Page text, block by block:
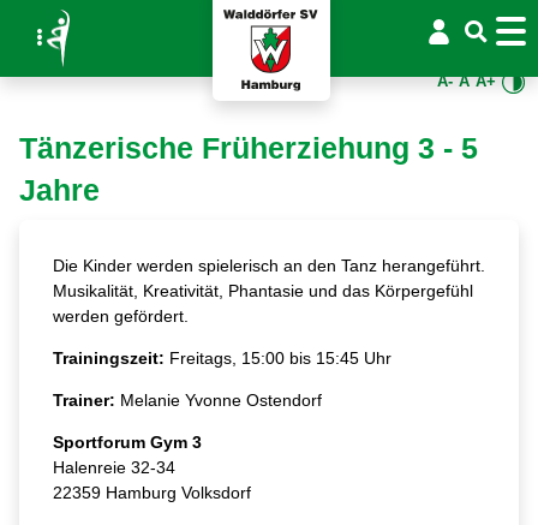
A- A A+
Tänzerische Früherziehung 3 - 5
Jahre
Die Kinder werden spielerisch an den Tanz herangeführt.
Musikalität, Kreativität, Phantasie und das Körpergefühl
werden gefördert.
Trainingszeit: Freitags, 15:00 bis 15:45 Uhr
Trainer: Melanie Yvonne Ostendorf
Sportforum Gym 3
Halenreie 32-34
22359 Hamburg Volksdorf